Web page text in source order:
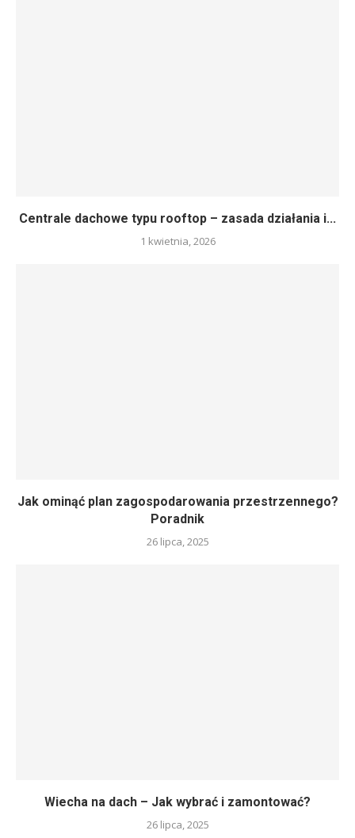
Centrale dachowe typu rooftop – zasada działania i...
1 kwietnia, 2026
Jak ominąć plan zagospodarowania przestrzennego?
Poradnik
26 lipca, 2025
Wiecha na dach – Jak wybrać i zamontować?
26 lipca, 2025